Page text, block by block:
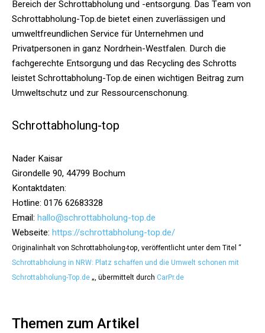
Bereich der Schrottabholung und -entsorgung. Das Team von
Schrottabholung-Top.de bietet einen zuverlässigen und
umweltfreundlichen Service für Unternehmen und
Privatpersonen in ganz Nordrhein-Westfalen. Durch die
fachgerechte Entsorgung und das Recycling des Schrotts
leistet Schrottabholung-Top.de einen wichtigen Beitrag zum
Umweltschutz und zur Ressourcenschonung.
Schrottabholung-top
Nader Kaisar
Girondelle 90, 44799 Bochum
Kontaktdaten:
Hotline: 0176 62683328
Email: hallo@schrottabholung-top.de
Webseite: https://schrottabholung-top.de/
Originalinhalt von Schrottabholung-top, veröffentlicht unter dem Titel “
Schrottabholung in NRW: Platz schaffen und die Umwelt schonen mit
Schrottabholung-Top.de„, übermittelt durch CarPr.de
Themen zum Artikel